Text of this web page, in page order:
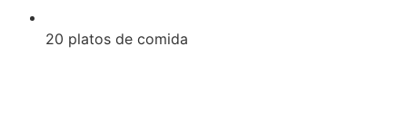
20 platos de comida